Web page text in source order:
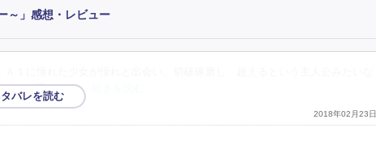
～」感想・レビュー
ルを使用するこ …続きを読む
2018年02月23日